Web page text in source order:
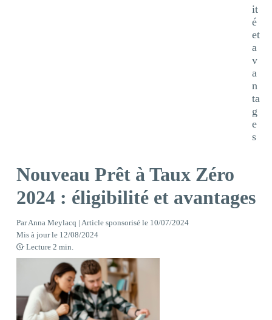
it
é
et
a
v
a
n
ta
g
e
s
Nouveau Prêt à Taux Zéro
2024 : éligibilité et avantages
ParAnna Meylacq | Article sponsorisé le 10/07/2024
Mis à jour le 12/08/2024
Lecture 2 min.